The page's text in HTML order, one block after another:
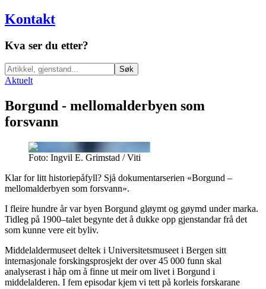
Kontakt
Kva ser du etter?
Søk
Aktuelt
Borgund - mellomalderbyen som
forsvann
Foto: Ingvil E. Grimstad / Viti
Klar for litt historiepåfyll? Sjå dokumentarserien «Borgund –
mellomalderbyen som forsvann».
I fleire hundre år var byen Borgund gløymt og gøymd under marka.
Tidleg på 1900–talet begynte det å dukke opp gjenstandar frå det
som kunne vere eit byliv.
Middelaldermuseet deltek i Universitetsmuseet i Bergen sitt
internasjonale forskingsprosjekt der over 45 000 funn skal
analyserast i håp om å finne ut meir om livet i Borgund i
middelalderen. I fem episodar kjem vi tett på korleis forskarane